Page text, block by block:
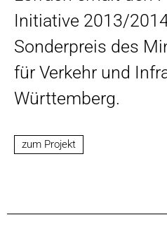
Initiative 2013/
Sonderpreis des
für Verkehr und
Württemberg.
zum Projekt